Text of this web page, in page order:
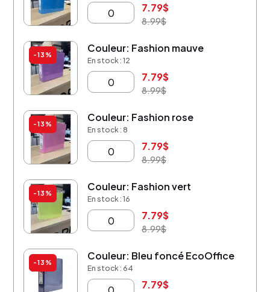
7.79$
8.99$
-13%
Couleur: Fashion mauve
En stock : 12
7.79$
8.99$
-13%
Couleur: Fashion rose
En stock : 8
7.79$
8.99$
-13%
Couleur: Fashion vert
En stock : 16
7.79$
8.99$
-13%
Couleur: Bleu foncé EcoOffice
En stock : 64
7.79$